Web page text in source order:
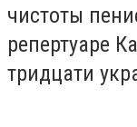
чистоты
репертуаре
тридцати